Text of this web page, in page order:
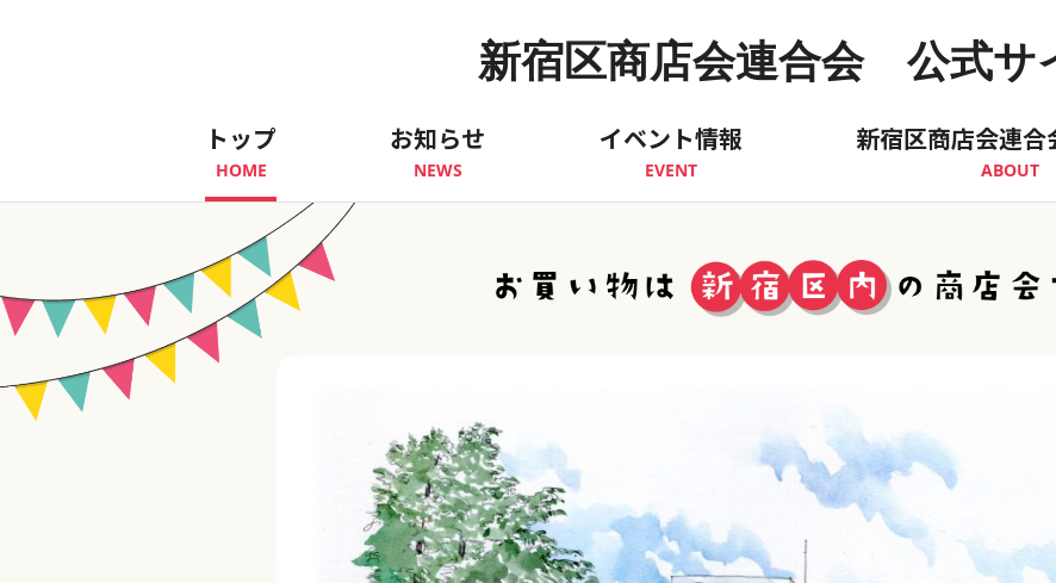
新宿区商店会連合会 公式サ
トップ
HOME
お知らせ
NEWS
イベント情報
EVENT
新宿区商店会連合
ABOUT